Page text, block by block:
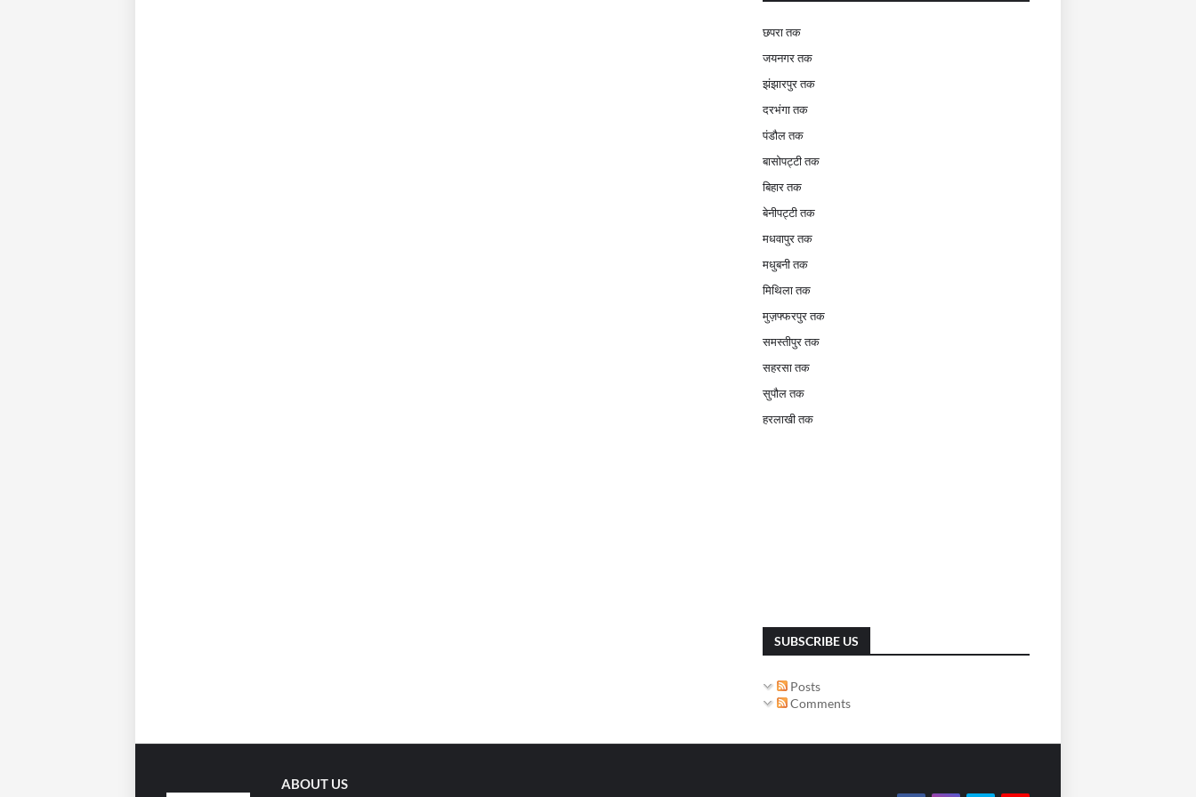
छपरा तक
जयनगर तक
झंझारपुर तक
दरभंगा तक
पंडौल तक
बासोपट्टी तक
बिहार तक
बेनीपट्टी तक
मधवापुर तक
मधुबनी तक
मिथिला तक
मुज़फ्फरपुर तक
समस्तीपुर तक
सहरसा तक
सुपौल तक
हरलाखी तक
SUBSCRIBE US
Posts
Comments
ABOUT US